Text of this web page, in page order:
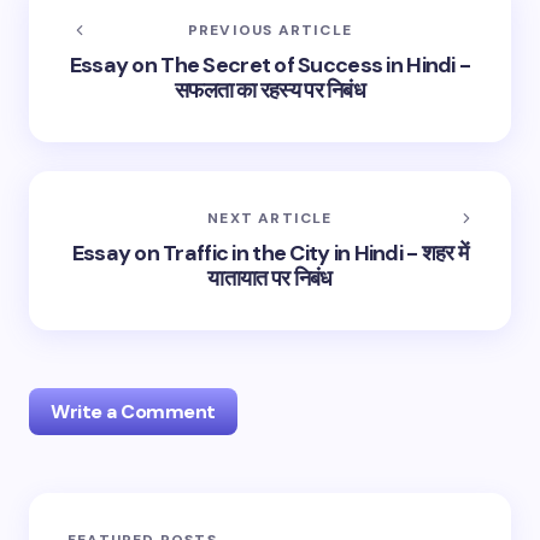
PREVIOUS ARTICLE
Essay on The Secret of Success in Hindi -
सफलता का रहस्य पर निबंध
NEXT ARTICLE
Essay on Traffic in the City in Hindi - शहर में
यातायात पर निबंध
Write a Comment